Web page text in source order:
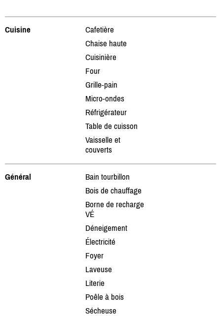
Cuisine
Cafetière
Chaise haute
Cuisinière
Four
Grille-pain
Micro-ondes
Réfrigérateur
Table de cuisson
Vaisselle et
couverts
Général
Bain tourbillon
Bois de chauffage
Borne de recharge
VÉ
Déneigement
Électricité
Foyer
Laveuse
Literie
Poêle à bois
Sécheuse